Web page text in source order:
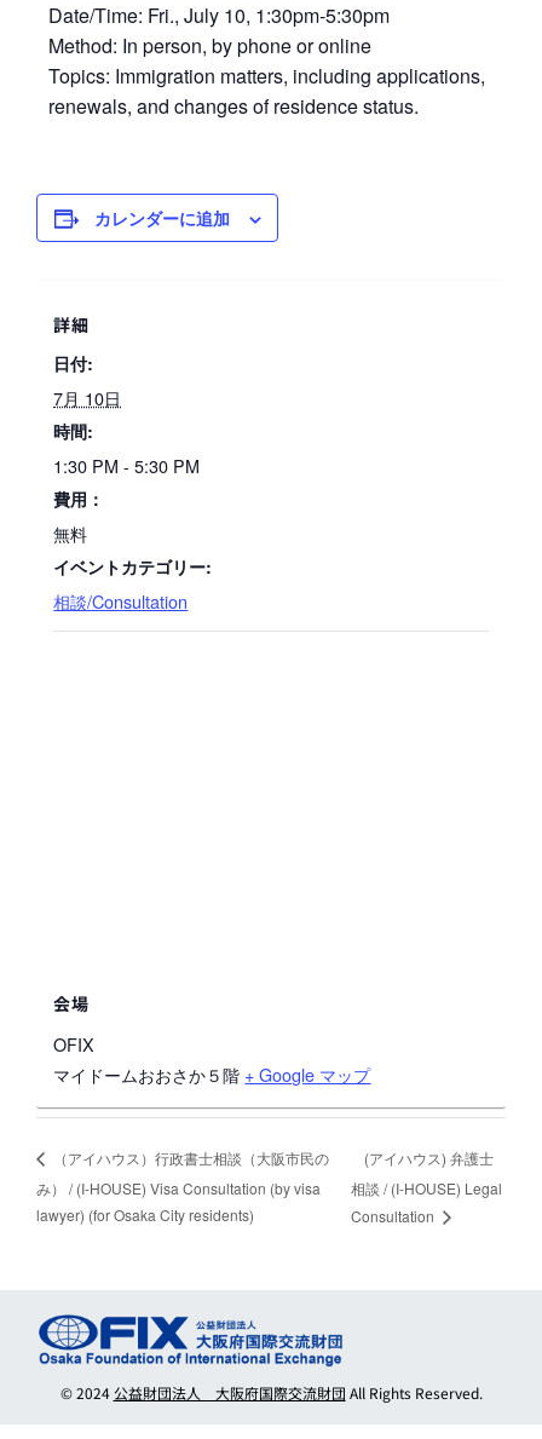
Date/Time: Fri., July 10, 1:30pm-5:30pm
Method: In person, by phone or online
Topics: Immigration matters, including applications,
renewals, and changes of residence status.
カレンダーに追加
詳細
日付:
7月 10日
時間:
1:30 PM - 5:30 PM
費用：
無料
イベントカテゴリー:
相談/Consultation
会場
OFIX
マイドームおおさか５階 + Google マップ
（アイハウス）行政書士相談（大阪市民の
み） / (I-HOUSE) Visa Consultation (by visa
lawyer) (for Osaka City residents)
(アイハウス) 弁護士
相談 / (I-HOUSE) Legal
Consultation
© 2024公益財団法人 大阪府国際交流財団 All Rights Reserved.